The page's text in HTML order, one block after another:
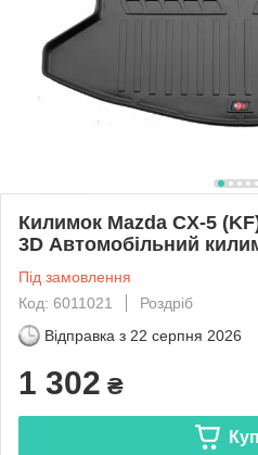
Килимок Mazda CX-5
3D Автомобільний
Під замовлення
Код: 6011021
Роздріб
Відправка з 22 серпня 2026
1 302 ₴